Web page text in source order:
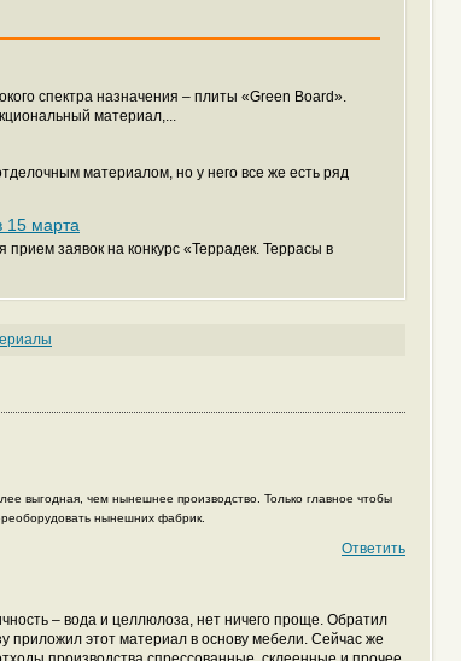
спектра назначения – плиты «Green Board».
материал,...
материалом, но у него все же есть ряд
15 марта
прием заявок на конкурс «Террадек. Террасы в
выгодная, чем нынешнее производство. Только главное чтобы
нынешних фабрик.
Ответить
– вода и целлюлоза, нет ничего проще. Обратил
приложил этот материал в основу мебели. Сейчас же